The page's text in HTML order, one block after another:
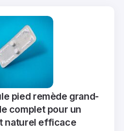
pied remède grand-
complet pour un
naturel efficace